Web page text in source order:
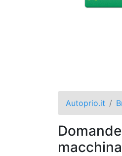
Autoprio.it